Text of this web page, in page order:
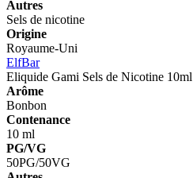
Autres
Sels de nicotine
Origine
Royaume-Uni
ElfBar
Eliquide Gami Sels de Nicotine 10ml
Arôme
Bonbon
Contenance
10 ml
PG/VG
50PG/50VG